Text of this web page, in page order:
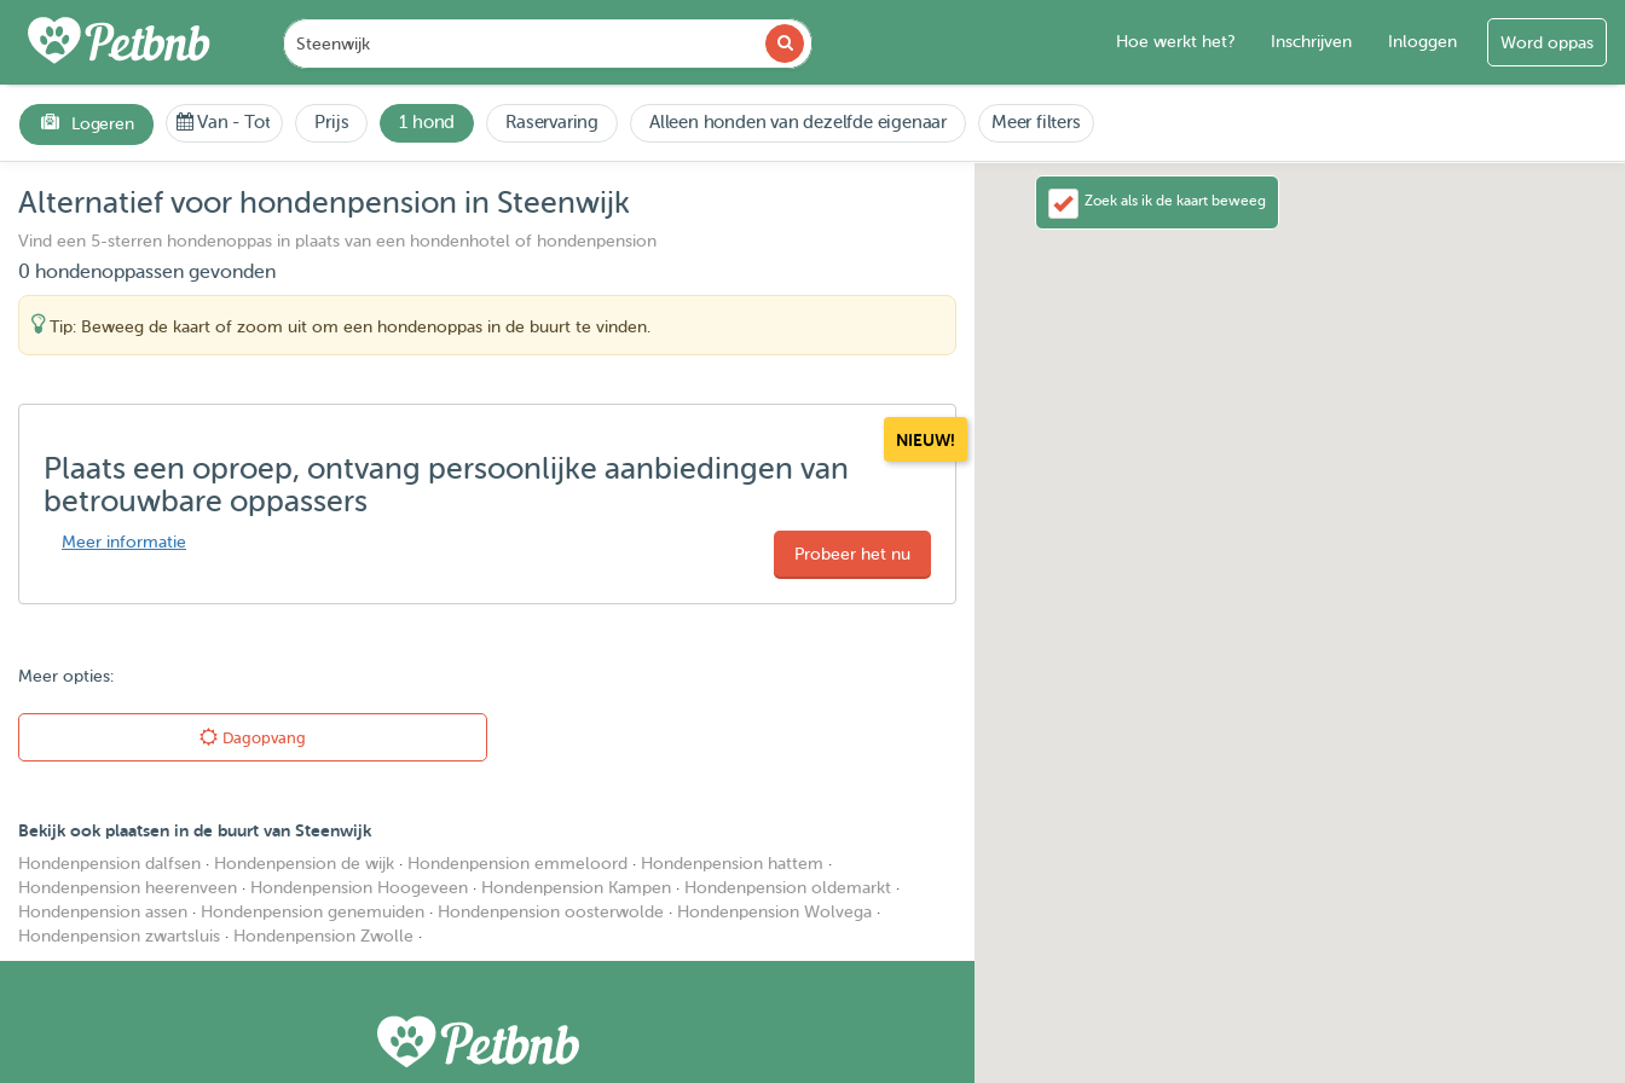
Hoe werkt het? Inschrijven Inloggen Word oppas
Logeren Van -Tot Prijs 1 hond Raservaring Alleen honden van dezelfde eigenaar Meer filters
Alternatief voor hondenpension in Steenwijk
Vind een 5-sterren hondenoppas in plaats van een hondenhotel of hondenpension
0 hondenoppassen gevonden
Tip: Beweeg de kaart of zoom uit om een hondenoppas in de buurt te vinden.
NIEUW!
Plaats een oproep, ontvang persoonlijke aanbiedingen van
betrouwbare oppassers
Meer informatie
Probeer het nu
Meer opties:
Dagopvang
Bekijk ook plaatsen in de buurt van Steenwijk
Hondenpension dalfsen · Hondenpension de wijk · Hondenpension emmeloord · Hondenpension hattem ·
Hondenpension heerenveen · Hondenpension Hoogeveen · Hondenpension Kampen · Hondenpension oldemarkt ·
Hondenpension assen · Hondenpension genemuiden · Hondenpension oosterwolde · Hondenpension Wolvega ·
Hondenpension zwartsluis · Hondenpension Zwolle ·
Zoek als ik de kaart beweeg